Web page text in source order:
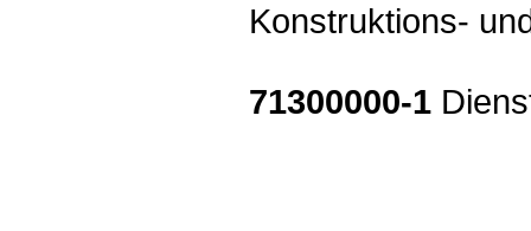
Konstruktions-
71300000-1